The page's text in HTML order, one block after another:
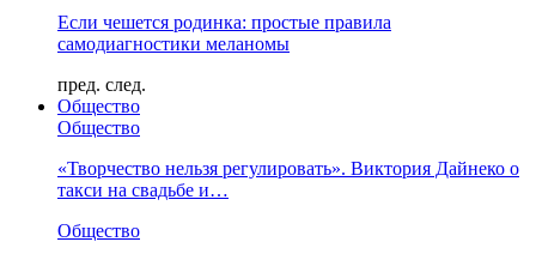
Если чешется родинка: простые правила
самодиагностики меланомы
пред. след.
Общество
Общество
«Творчество нельзя регулировать». Виктория Дайнеко о
такси на свадьбе и…
Общество